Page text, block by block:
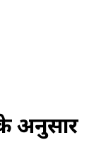
अनुसार